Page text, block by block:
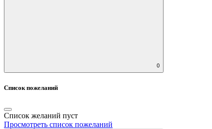
0
Список пожеланий
Список желаний пуст
Просмотреть список пожеланий